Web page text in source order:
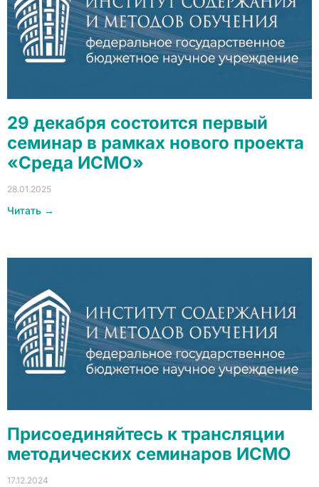
29 декабря состоится первый
семинар в рамках нового проекта
«Среда ИСМО»
28.01.2025
Читать →
Присоединяйтесь к трансляции
методических семинаров ИСМО
17.12.2024